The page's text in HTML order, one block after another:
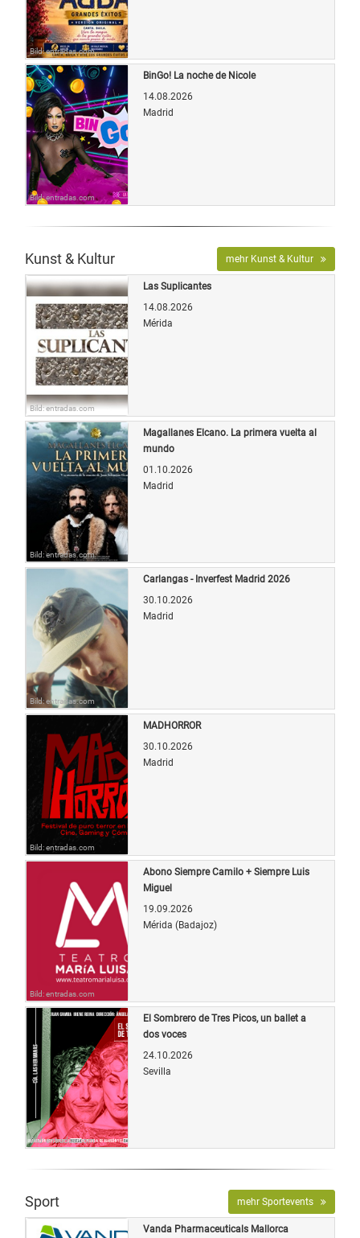
Bild: entradas.com
Bild: entradas.com
BinGo! La noche de Nicole
14.08.2026
Madrid
Kunst & Kultur mehr Kunst & Kultur
Bild: entradas.com
Las Suplicantes
14.08.2026
Mérida
Bild: entradas.com
Magallanes Elcano. La primera vuelta al
mundo
01.10.2026
Madrid
Bild: entradas.com
Carlangas - Inverfest Madrid 2026
30.10.2026
Madrid
Bild: entradas.com
MADHORROR
30.10.2026
Madrid
Bild: entradas.com
Abono Siempre Camilo + Siempre Luis
Miguel
19.09.2026
Mérida (Badajoz)
Bild: entradas.com
El Sombrero de Tres Picos, un ballet a
dos voces
24.10.2026
Sevilla
Sport mehr Sportevents
Vanda Pharmaceuticals Mallorca